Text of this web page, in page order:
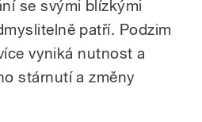
se svými blízkými
patří. Podzim
vyniká nutnost a
stárnutí a změny